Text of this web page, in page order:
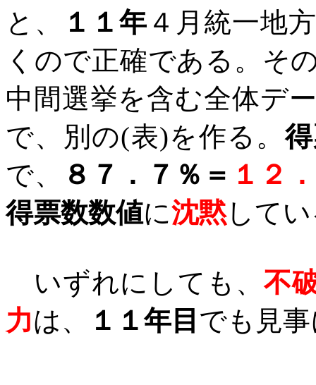
と、
１１年 ４月統一地
くので正確である。そ
中間選挙を含む全体デ
で、別の(表)を作る。
で、
８７．７％＝ １２
得票数数値に沈黙して
いずれにしても、 不
力は、 １１年目 でも見